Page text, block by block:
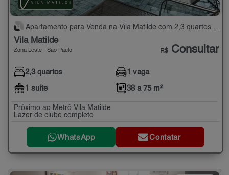
Apartamento para Venda na Vila Matilde com 2,3 quartos - 38 a 75 m²
Vila Matilde
Zona Leste - São Paulo R$ Consultar
2,3 quartos
1 suíte
1 vaga
38 a 75 m²
Próximo ao Metrô Vila Matilde
Lazer de clube completo
WhatsApp Contatar